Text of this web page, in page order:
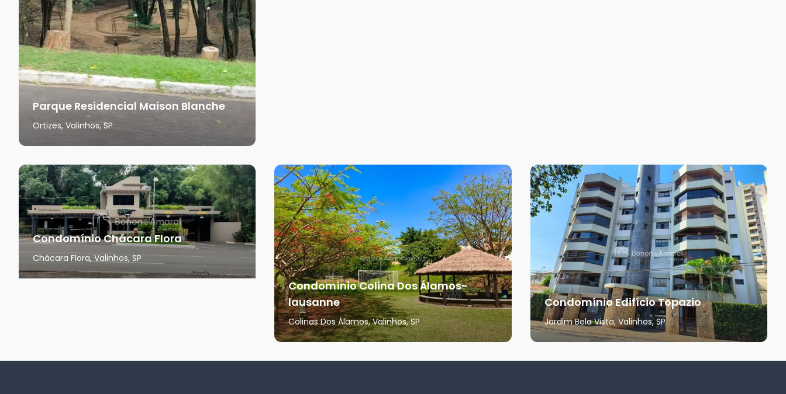
Parque Residencial Maison Blanche
Ortizes, Valinhos, SP
Condomínio Chácara Flora
Chácara Flora, Valinhos, SP
Condomínio Colina Dos Álamos-
lausanne
Colinas Dos Álamos, Valinhos, SP
Condomínio Edifício Topazio
Jardim Bela Vista, Valinhos, SP